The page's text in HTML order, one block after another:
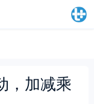
，加减乘